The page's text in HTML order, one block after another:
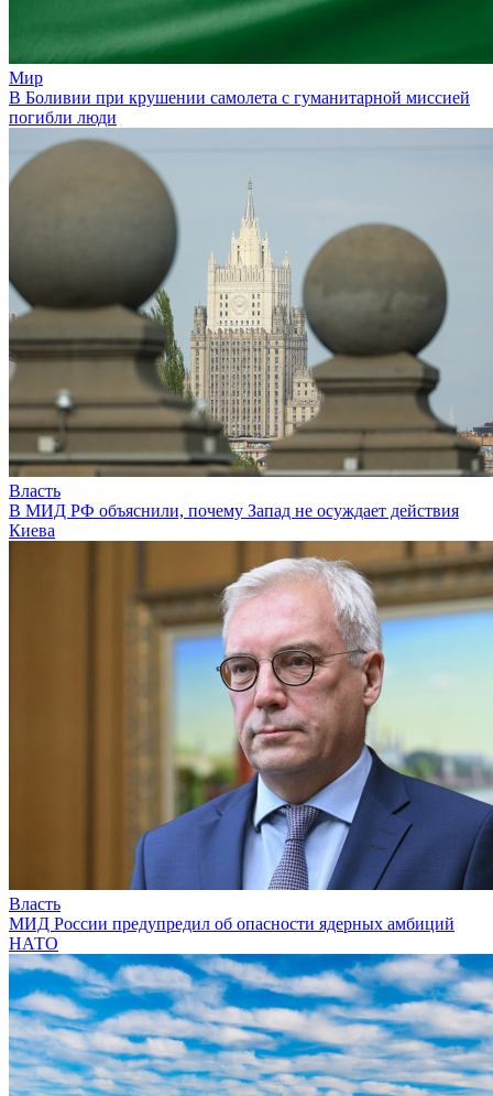
Мир
В Боливии при крушении самолета с гуманитарной миссией
погибли люди
Власть
В МИД РФ объяснили, почему Запад не осуждает действия
Киева
Власть
МИД России предупредил об опасности ядерных амбиций
НАТО